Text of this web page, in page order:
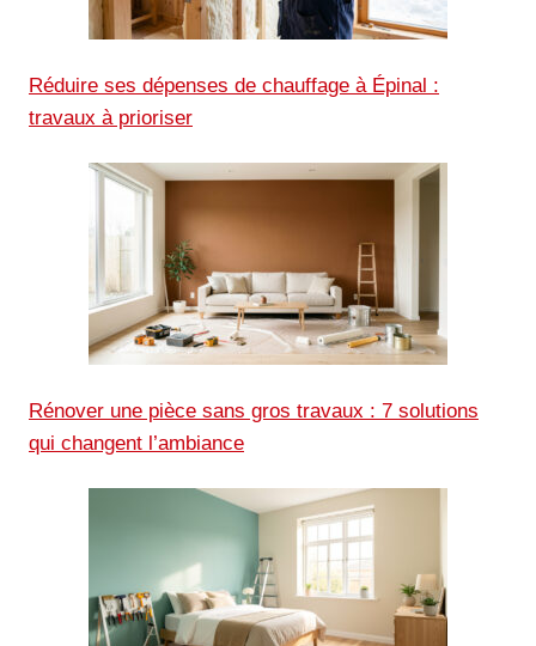
Réduire ses dépenses de chauffage à Épinal :
travaux à prioriser
Rénover une pièce sans gros travaux : 7 solutions
qui changent l’ambiance